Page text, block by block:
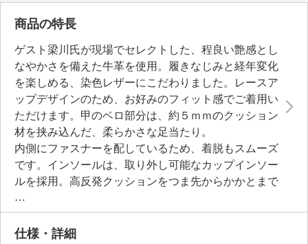
商品の特長
ゲスト梁川氏が現場でセレクトした、程良い艶感とし
なやかさを備えた牛革を使用。履きなじみと経年変化
を楽しめる、染色レザーにこだわりました。レースア
ップデザインのため、お好みのフィット感でご着用い
ただけます。甲のベロ部分は、約５ｍｍのクッション
材を挟み込んだ、柔らかさな足当たり。
内側にファスナーを配しているため、着脱もスムーズ
です。インソールは、取り外し可能なカップインソー
ルを採用。高反発クッションをつま先からかかとまで
全面に敷いており、歩行時の衝撃を和らげます。かか
と部分により厚みを持たせ、前方は凹凸をほどこすな
ど、滑りにくさにもこだわりました。
仕様・詳細